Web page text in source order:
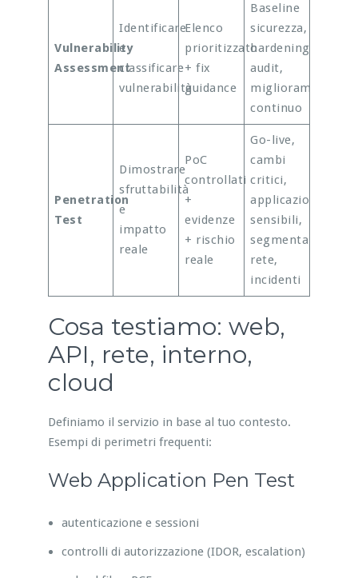
Vulnerability
Assessment
Identificare
e
classificare
vulnerabilità
Elenco
prioritizzato
+ fix
guidance
Baseline
sicurezza,
hardening,
audit,
miglioramento
continuo
Penetration
Test
Dimostrare
sfruttabilità
e
impatto
reale
PoC
controllati
+
evidenze
+ rischio
reale
Go-live,
cambi
critici,
applicazioni
sensibili,
segmentazione
rete,
incidenti
Cosa testiamo: web,
API, rete, interno,
cloud
Definiamo il servizio in base al tuo contesto.
Esempi di perimetri frequenti:
Web Application Pen Test
autenticazione e sessioni
controlli di autorizzazione (IDOR, escalation)